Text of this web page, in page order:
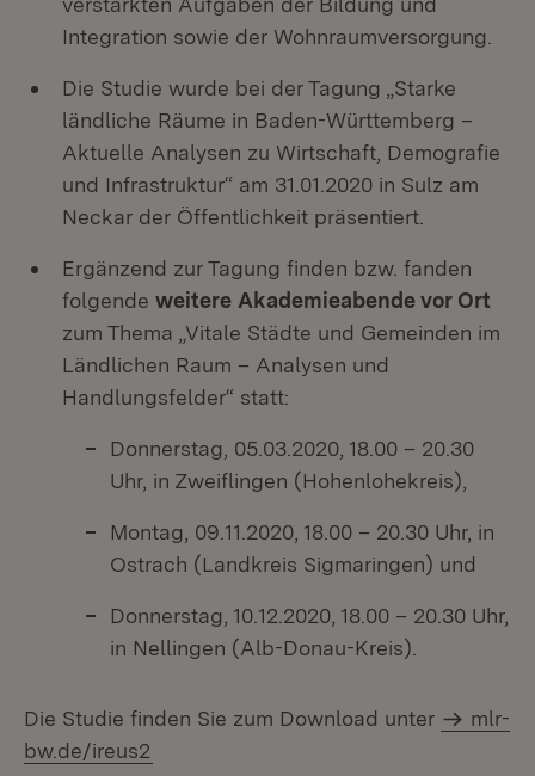
Integration sowie der Wohnraumversorgung.
Die Studie wurde bei der Tagung „Starke
ländliche Räume in Baden-Württemberg –
Aktuelle Analysen zu Wirtschaft, Demografie
und Infrastruktur“ am 31.01.2020 in Sulz am
Neckar der Öffentlichkeit präsentiert.
Ergänzend zur Tagung finden bzw. fanden
folgende weitere Akademieabende vor Ort
zum Thema „Vitale Städte und Gemeinden im
Ländlichen Raum – Analysen und
Handlungsfelder“ statt:
Donnerstag, 05.03.2020, 18.00 – 20.30
Uhr, in Zweiflingen (Hohenlohekreis),
Montag, 09.11.2020, 18.00 – 20.30 Uhr, in
Ostrach (Landkreis Sigmaringen) und
Donnerstag, 10.12.2020, 18.00 – 20.30 Uhr,
in Nellingen (Alb-Donau-Kreis).
Die Studie finden Sie zum Download unter
mlr-
bw.de/ireus2